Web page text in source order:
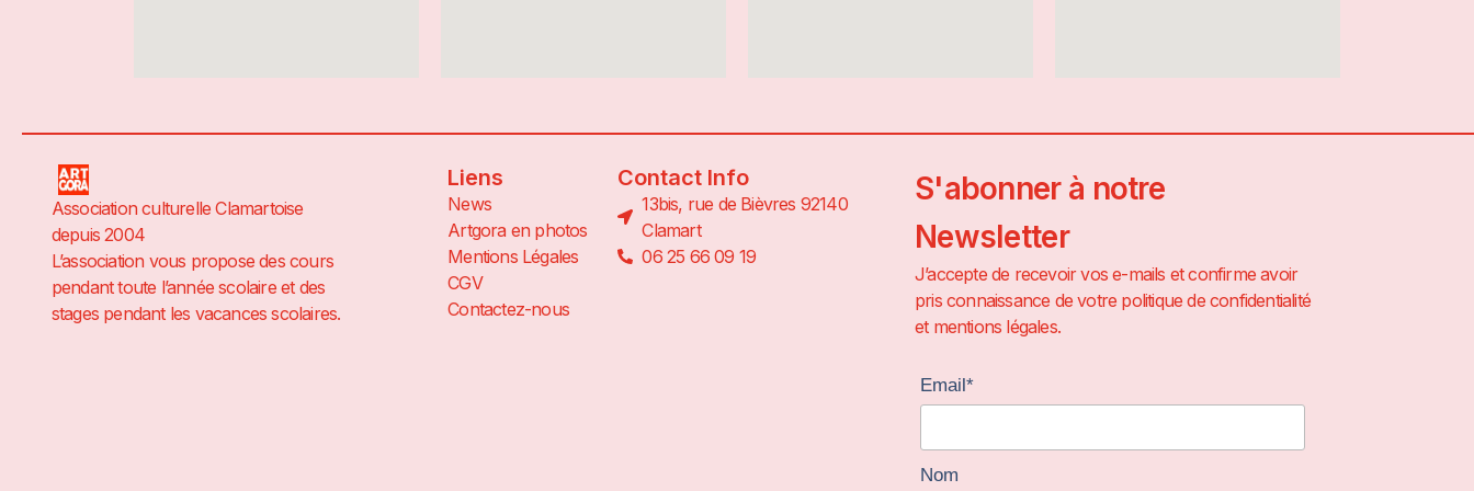
Association culturelle Clamartoise
depuis 2004
L’association vous propose des cours
pendant toute l’année scolaire et des
stages pendant les vacances scolaires.
Liens
News
Artgora en photos
Mentions Légales
CGV
Contactez-nous
Contact Info
13bis, rue de Bièvres 92140
Clamart
06 25 66 09 19
S'abonner à notre
Newsletter
J’accepte de recevoir vos e-mails et confirme avoir
pris connaissance de votre politique de confidentialité
et mentions légales.
Email*
Nom